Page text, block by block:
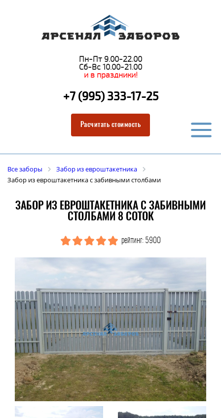
Пн-Пт 9.00-22.00
Сб-Вс 10.00-21.00
и в праздники!
+7 (995) 333-17-25
Расчитать стоимость
Все заборы
Забор из евроштакетника
Забор из евроштакетника с забивными столбами
ЗАБОР ИЗ ЕВРОШТАКЕТНИКА С ЗАБИВНЫМИ
СТОЛБАМИ 8 СОТОК
рейтинг: 5900